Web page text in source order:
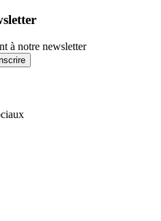
à notre newsletter